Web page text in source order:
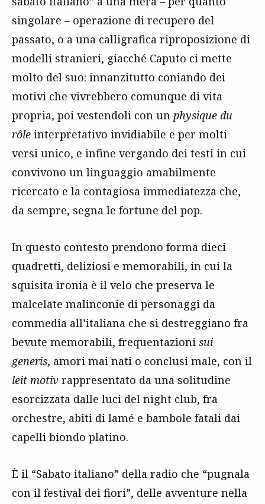
singolare – operazione di recupero del
passato, o a una calligrafica riproposizione di
modelli stranieri, giacché Caputo ci mette
molto del suo: innanzitutto coniando dei
motivi che vivrebbero comunque di vita
propria, poi vestendoli con un physique du
rôle interpretativo invidiabile e per molti
versi unico, e infine vergando dei testi in cui
convivono un linguaggio amabilmente
ricercato e la contagiosa immediatezza che,
da sempre, segna le fortune del pop.
In questo contesto prendono forma dieci
quadretti, deliziosi e memorabili, in cui la
squisita ironia è il velo che preserva le
malcelate malinconie di personaggi da
commedia all’italiana che si destreggiano fra
bevute memorabili, frequentazioni sui
generis, amori mai nati o conclusi male, con il
leit motiv rappresentato da una solitudine
esorcizzata dalle luci del night club, fra
orchestre, abiti di lamé e bambole fatali dai
capelli biondo platino.
È il “Sabato italiano” della radio che “pugnala
con il festival dei fiori”, delle avventure nella